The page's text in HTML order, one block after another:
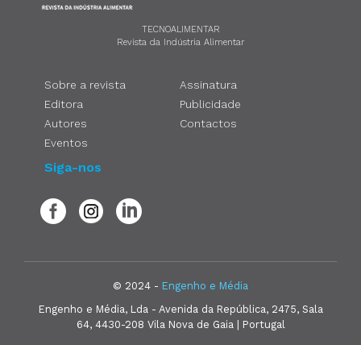
TECNOALIMENTAR
Revista da Indústria Alimentar
Sobre a revista
Editora
Autores
Eventos
Assinatura
Publicidade
Contactos
Siga-nos
© 2024 - Engenho e Média
Engenho e Média, Lda - Avenida da República, 2475, Sala
64, 4430-208 Vila Nova de Gaia | Portugal